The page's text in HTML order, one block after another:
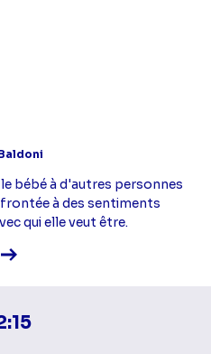
bébé à d'autres personnes
à des sentiments
qui elle veut être.
Voir la fiche diffusion